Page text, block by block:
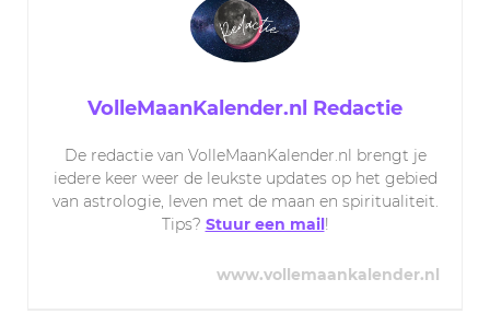
VolleMaanKalender.nl Redactie
De redactie van VolleMaanKalender.nl brengt je
iedere keer weer de leukste updates op het gebied
van astrologie, leven met de maan en spiritualiteit.
Tips? Stuur een mail!
www.vollemaankalender.nl